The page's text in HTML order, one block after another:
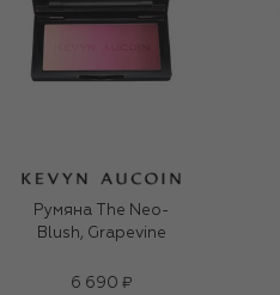
Румяна The Neo-
Blush, Grapevine
6 690 ₽